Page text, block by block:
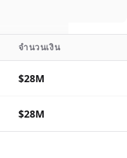
จำนวนเงิน
$28M
$28M